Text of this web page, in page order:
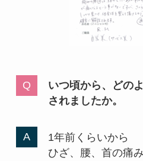
いつ頃から、どの
されましたか。
1年前くらいから
ひざ、腰、首の痛